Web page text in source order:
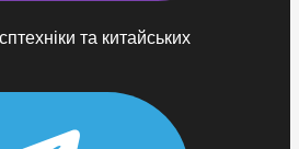
та китайських